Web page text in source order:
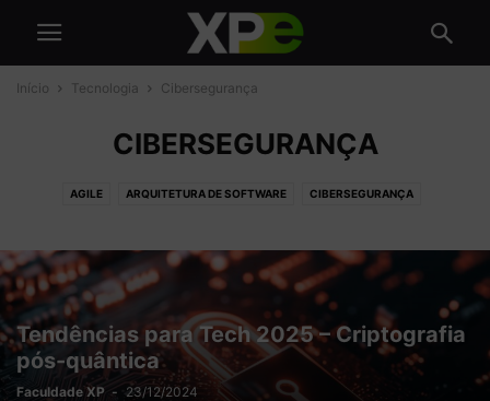
Início Tecnologia Cibersegurança
CIBERSEGURANÇA
AGILE ARQUITETURA DE SOFTWARE CIBERSEGURANÇA
GESTÃO DE TI INTELIGÊNCIA ARTIFICIAL TRANSFORMAÇÃO DIGITAL
UX
Tendências para Tech 2025 – Criptografia
pós-quântica
Faculdade XP - 23/12/2024